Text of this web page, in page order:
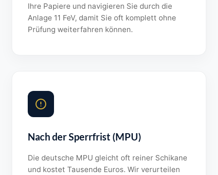
Ihre Papiere und navigieren Sie durch die
Anlage 11 FeV, damit Sie oft komplett ohne
Prüfung weiterfahren können.
Nach der Sperrfrist (MPU)
Die deutsche MPU gleicht oft reiner Schikane
und kostet Tausende Euros. Wir verurteilen